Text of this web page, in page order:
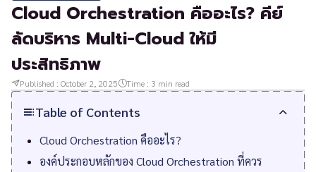
Cloud Orchestration คืออะไร? คีย์
ลัดบริหาร Multi-Cloud ให้มี
ประสิทธิภาพ
Published : October 2, 2025 Time : 3 min read
Table of Contents
Cloud Orchestration คืออะไร?
องค์ประกอบหลักของ Cloud Orchestration ที่ควร